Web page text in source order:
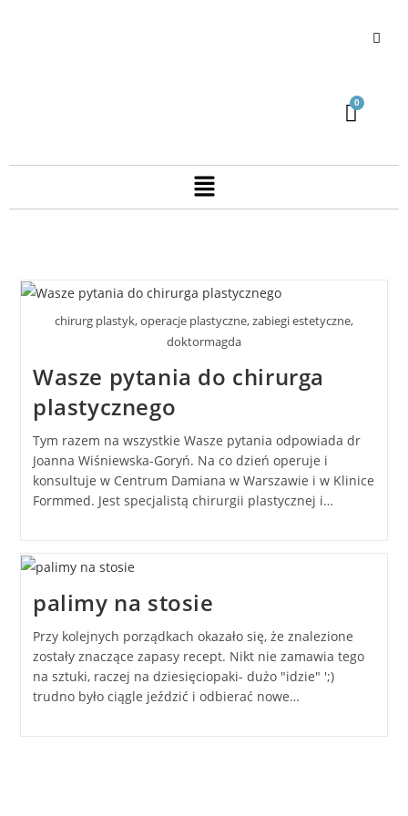
chirurg plastyk, operacje plastyczne, zabiegi estetyczne,
doktormagda
Wasze pytania do chirurga
plastycznego
Tym razem na wszystkie Wasze pytania odpowiada dr
Joanna Wiśniewska-Goryń. Na co dzień operuje i
konsultuje w Centrum Damiana w Warszawie i w Klinice
Formmed. Jest specjalistą chirurgii plastycznej i…
palimy na stosie
Przy kolejnych porządkach okazało się, że znalezione
zostały znaczące zapasy recept. Nikt nie zamawia tego
na sztuki, raczej na dziesięciopaki- dużo "idzie" ';)
trudno było ciągle jeździć i odbierać nowe…